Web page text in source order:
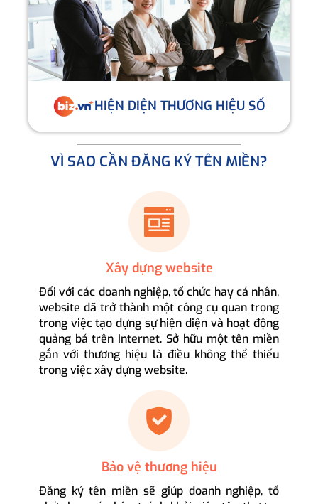
HIỆN DIỆN THƯƠNG HIỆU SỐ
VÌ SAO CẦN ĐĂNG KÝ TÊN MIỀN?
Xây dựng website
Đối với các doanh nghiệp, tổ chức hay cá nhân,
website đã trở thành một công cụ quan trọng
trong việc tạo dựng sự hiện diện và hoạt động
quảng bá trên Internet. Sở hữu một tên miền
gắn với thương hiệu là điều không thể thiếu
trong việc xây dựng website.
Bảo vệ thương hiệu
Đăng ký tên miền sẽ giúp doanh nghiệp, tổ